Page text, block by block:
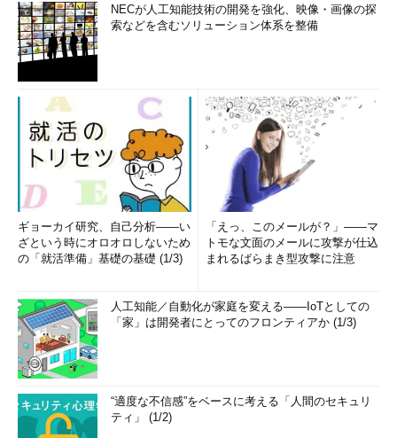
NECが人工知能技術の開発を強化、映像・画像の探
索などを含むソリューション体系を整備
ギョーカイ研究、自己分析――い
ざという時にオロオロしないため
の「就活準備」基礎の基礎 (1/3)
「えっ、このメールが？」――マ
トモな文面のメールに攻撃が仕込
まれるばらまき型攻撃に注意
人工知能／自動化が家庭を変える――IoTとしての
「家」は開発者にとってのフロンティアか (1/3)
“適度な不信感”をベースに考える「人間のセキュリ
ティ」 (1/2)